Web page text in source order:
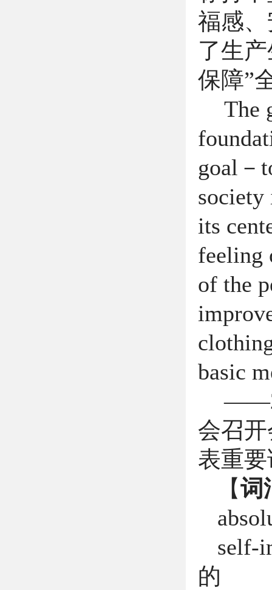
福感
了生
保障”
The
goal －
society
its
feeling
of the
basic
会召
表重
【词
self-
的